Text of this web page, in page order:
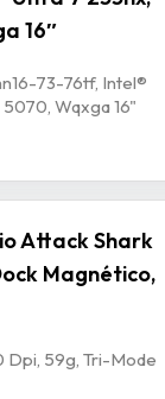
16″
73-76tf, Intel®
Wqxga 16"
Attack Shark
Magnético,
Dpi, 59g, Tri-Mode